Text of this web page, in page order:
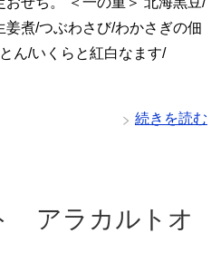
姜煮/つぶわさび/わかさぎの佃
ん/いくらと紅白なます/
続きを読む
アラカルトオ